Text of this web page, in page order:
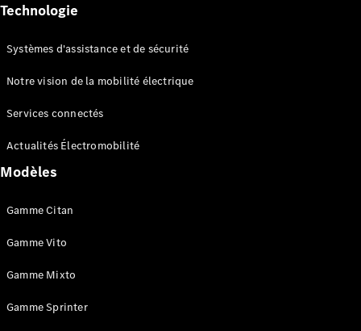
Technologie
Systèmes d'assistance et de sécurité
Notre vision de la mobilité électrique
Services connectés
Actualités Électromobilité
Modèles
Gamme Citan
Gamme Vito
Gamme Mixto
Gamme Sprinter